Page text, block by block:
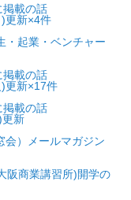
掲載の話
件
・起業・ベンチャー
掲載の話
件
掲載の話
会）メールマガジン
阪商業講習所)開学の